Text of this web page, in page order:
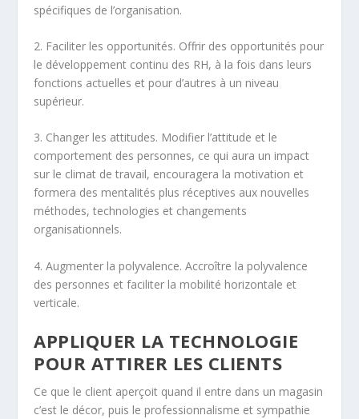
spécifiques de l’organisation.
2. Faciliter les opportunités. Offrir des opportunités pour
le développement continu des RH, à la fois dans leurs
fonctions actuelles et pour d’autres à un niveau
supérieur.
3. Changer les attitudes. Modifier l’attitude et le
comportement des personnes, ce qui aura un impact
sur le climat de travail, encouragera la motivation et
formera des mentalités plus réceptives aux nouvelles
méthodes, technologies et changements
organisationnels.
4. Augmenter la polyvalence. Accroître la polyvalence
des personnes et faciliter la mobilité horizontale et
verticale.
APPLIQUER LA TECHNOLOGIE
POUR ATTIRER LES CLIENTS
Ce que le client aperçoit quand il entre dans un magasin
c’est le décor, puis le professionnalisme et sympathie